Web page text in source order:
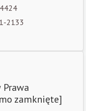
2133
zamknięte]